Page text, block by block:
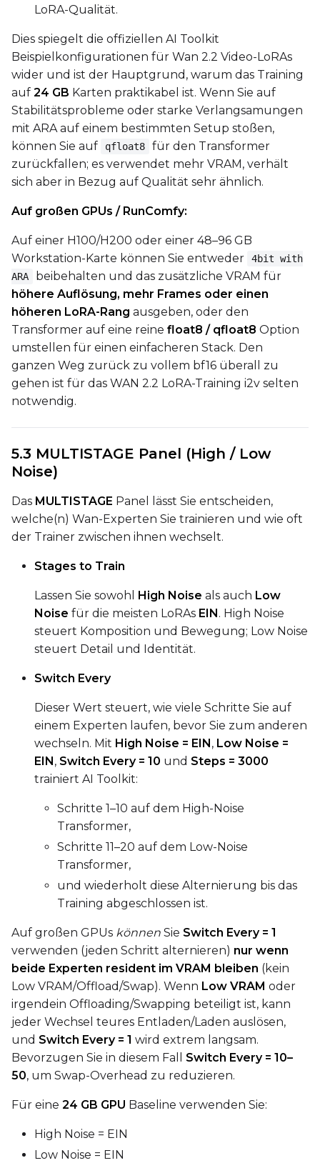
LoRA-Qualität.
Dies spiegelt die offiziellen AI Toolkit
Beispielkonfigurationen für Wan 2.2 Video-LoRAs
wider und ist der Hauptgrund, warum das Training
auf 24 GB Karten praktikabel ist. Wenn Sie auf
Stabilitätsprobleme oder starke Verlangsamungen
mit ARA auf einem bestimmten Setup stoßen,
können Sie auf
qfloat8
für den Transformer
zurückfallen; es verwendet mehr VRAM, verhält
sich aber in Bezug auf Qualität sehr ähnlich.
Auf großen GPUs / RunComfy:
Auf einer H100/H200 oder einer 48–96 GB
Workstation-Karte können Sie entweder
4bit with
ARA
beibehalten und das zusätzliche VRAM für
höhere Auflösung, mehr Frames oder einen
höheren LoRA-Rang ausgeben, oder den
Transformer auf eine reine float8 / qfloat8 Option
umstellen für einen einfacheren Stack. Den
ganzen Weg zurück zu vollem bf16 überall zu
gehen ist für das WAN 2.2 LoRA-Training i2v selten
notwendig.
5.3 MULTISTAGE Panel (High / Low
Noise)
Das MULTISTAGE Panel lässt Sie entscheiden,
welche(n) Wan-Experten Sie trainieren und wie oft
der Trainer zwischen ihnen wechselt.
Stages to Train
Lassen Sie sowohl High Noise als auch Low
Noise für die meisten LoRAs EIN. High Noise
steuert Komposition und Bewegung; Low Noise
steuert Detail und Identität.
Switch Every
Dieser Wert steuert, wie viele Schritte Sie auf
einem Experten laufen, bevor Sie zum anderen
wechseln. Mit High Noise = EIN, Low Noise =
EIN, Switch Every = 10 und Steps = 3000
trainiert AI Toolkit:
Schritte 1–10 auf dem High-Noise
Transformer,
Schritte 11–20 auf dem Low-Noise
Transformer,
und wiederholt diese Alternierung bis das
Training abgeschlossen ist.
Auf großen GPUs können Sie Switch Every = 1
verwenden (jeden Schritt alternieren) nur wenn
beide Experten resident im VRAM bleiben (kein
Low VRAM/Offload/Swap). Wenn Low VRAM oder
irgendein Offloading/Swapping beteiligt ist, kann
jeder Wechsel teures Entladen/Laden auslösen,
und Switch Every = 1 wird extrem langsam.
Bevorzugen Sie in diesem Fall Switch Every = 10–
50, um Swap-Overhead zu reduzieren.
Für eine 24 GB GPU Baseline verwenden Sie:
High Noise = EIN
Low Noise = EIN